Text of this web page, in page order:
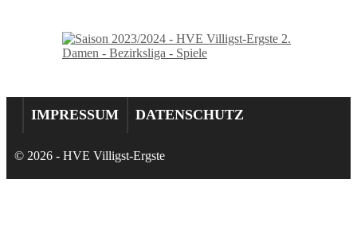
IMPRESSUM DATENSCHUTZ
© 2026 - HVE Villigst-Ergste